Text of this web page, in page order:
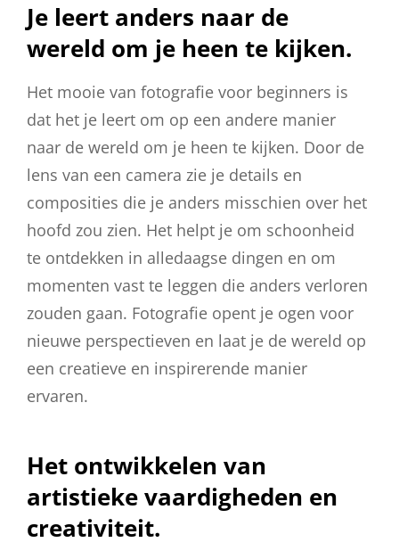
Je leert anders naar de
wereld om je heen te kijken.
Het mooie van fotografie voor beginners is
dat het je leert om op een andere manier
naar de wereld om je heen te kijken. Door de
lens van een camera zie je details en
composities die je anders misschien over het
hoofd zou zien. Het helpt je om schoonheid
te ontdekken in alledaagse dingen en om
momenten vast te leggen die anders verloren
zouden gaan. Fotografie opent je ogen voor
nieuwe perspectieven en laat je de wereld op
een creatieve en inspirerende manier
ervaren.
Het ontwikkelen van
artistieke vaardigheden en
creativiteit.